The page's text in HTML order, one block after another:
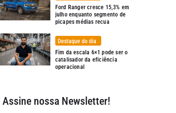
Ford Ranger cresce 15,3% em
julho enquanto segmento de
picapes médias recua
Destaque do dia
Fim da escala 6×1 pode ser o
catalisador da eficiência
operacional
Assine nossa Newsletter!